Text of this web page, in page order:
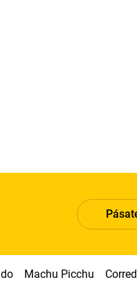
Machu Picchu